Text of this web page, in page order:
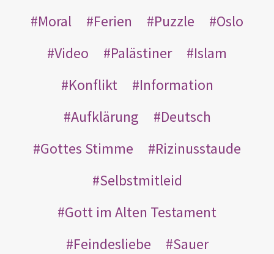
Moral
Ferien Puzzle
Oslo
Video
Palästiner
Islam
Konflikt
Information
Aufklärung
Deutsch
Gottes Stimme
Rizinusstaude
Selbstmitleid
Gott im Alten Testament
Feindesliebe
Sauer